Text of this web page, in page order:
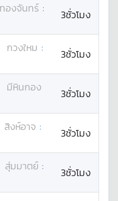
ทองจันทร์ :
3ชั่วโมง
กวงใหม :
3ชั่วโมง
มีหินกอง
3ชั่วโมง
สิงห์อาจ :
3ชั่วโมง
สุ่มมาตย์ :
3ชั่วโมง